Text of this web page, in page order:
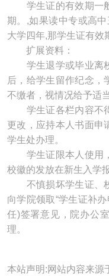
学生证的有效期一般
期。,如果读中专或高
大学四年,那学生证有效
扩展资料：
学生退学或毕业离校
后，给学生留作纪念，
不缴者，视情况给予适
学生证各栏内容不得
更改，应持本人书面申
学生处办理。
学生证限本人使用，
校徽的发放在新生入学
不慎损坏学生证、校
向学院领取“学生证补
任)签署意见，院办公
理。
本站声明:网站内容来源